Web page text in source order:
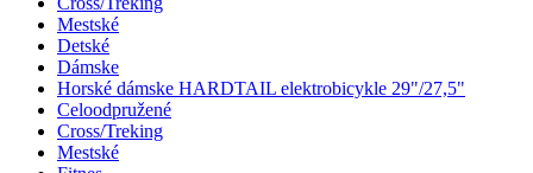
Mestské
Detské
Dámske
Horské dámske HARDTAIL elektrobicykle 29"/27,5"
Celoodpružené
Cross/Treking
Mestské